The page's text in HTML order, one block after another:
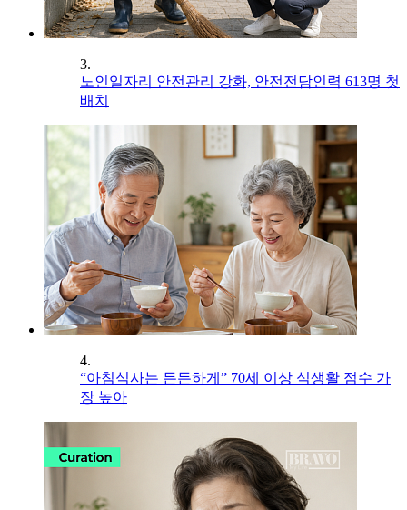
3.
노인일자리 안전관리 강화, 안전전담인력 613명 첫
배치
4.
“아침식사는 든든하게” 70세 이상 식생활 점수 가
장 높아